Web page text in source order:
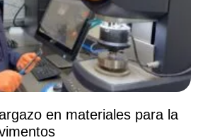
en materiales para la